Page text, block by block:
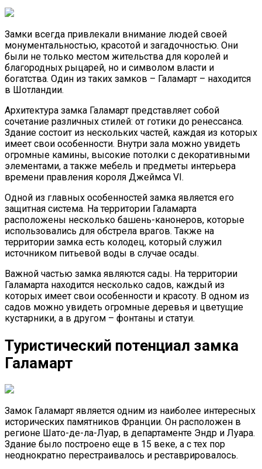
Замки всегда привлекали внимание людей своей
монументальностью, красотой и загадочностью. Они
были не только местом жительства для королей и
благородных рыцарей, но и символом власти и
богатства. Один из таких замков – Галамарт – находится
в Шотландии.
Архитектура замка Галамарт представляет собой
сочетание различных стилей: от готики до ренессанса.
Здание состоит из нескольких частей, каждая из которых
имеет свои особенности. Внутри зала можно увидеть
огромные камины, высокие потолки с декоративными
элементами, а также мебель и предметы интерьера
времени правления короля Джеймса VI.
Одной из главных особенностей замка является его
защитная система. На территории Галамарта
расположены несколько башень-канонеров, которые
использовались для обстрела врагов. Также на
территории замка есть колодец, который служил
источником питьевой воды в случае осады.
Важной частью замка являются сады. На территории
Галамарта находится несколько садов, каждый из
которых имеет свои особенности и красоту. В одном из
садов можно увидеть огромные деревья и цветущие
кустарники, а в другом – фонтаны и статуи.
Туристический потенциал замка
Галамарт
Замок Галамарт является одним из наиболее интересных
исторических памятников Франции. Он расположен в
регионе Шато-де-ла-Луар, в департаменте Эндр и Луара.
Здание было построено еще в 15 веке, а с тех пор
неоднократно перестраивалось и реставрировалось.